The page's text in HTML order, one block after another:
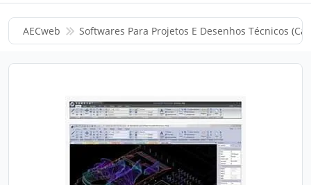
AECweb Softwares Para Projetos E Desenhos Técnicos